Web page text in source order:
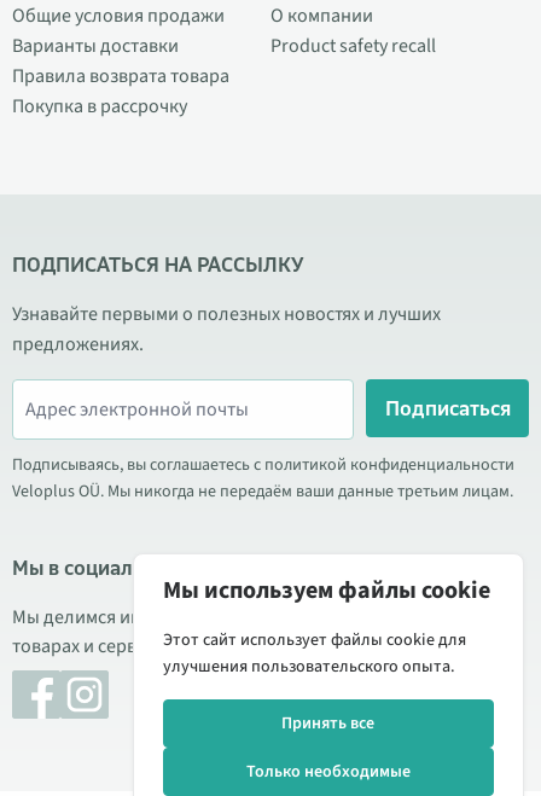
Общие условия продажи
Варианты доставки
Правила возврата товара
Покупка в рассрочку
О компании
Product safety recall
ПОДПИСАТЬСЯ НА РАССЫЛКУ
Узнавайте первыми о полезных новостях и лучших
предложениях.
Подписаться
Подписываясь, вы соглашаетесь с политикой конфиденциальности
Veloplus OÜ. Мы никогда не передаём ваши данные третьим лицам.
Мы в социальных сетях
Мы делимся информацией о выгодных акциях, новых
товарах и сервисе. Иногда публикуем обзоры продукции.
Мы используем файлы cookie
Этот сайт использует файлы cookie для
улучшения пользовательского опыта.
Принять все
Только необходимые